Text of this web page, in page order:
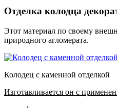
Отделка колодца
Этот материал по своему
природного агломерата.
Колодец с каменной отделкой
Изготавливается он с